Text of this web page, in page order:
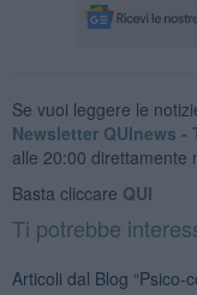
Se vuoi leggere le
Newsletter QUInews -
alle 20:00 direttamente
Basta cliccare QUI
Ti potrebbe
Articoli dal Blog “Psico-